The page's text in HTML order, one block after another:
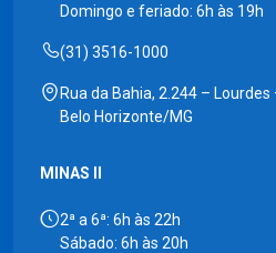
Domingo e feriado: 6h às 19h
(31) 3516-1000
Rua da Bahia, 2.244 – Lourdes
Belo Horizonte/MG
MINAS II
2ª a 6ª: 6h às 22h
Sábado: 6h às 20h